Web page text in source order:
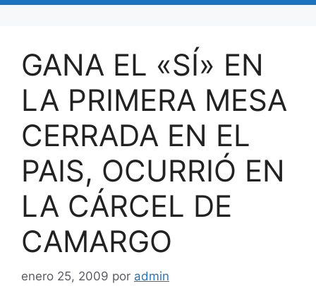
GANA EL «SÍ» EN
LA PRIMERA MESA
CERRADA EN EL
PAIS, OCURRIÓ EN
LA CÁRCEL DE
CAMARGO
enero 25, 2009 por admin